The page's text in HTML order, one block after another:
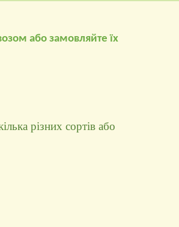
або замовляйте їх
різних сортів або